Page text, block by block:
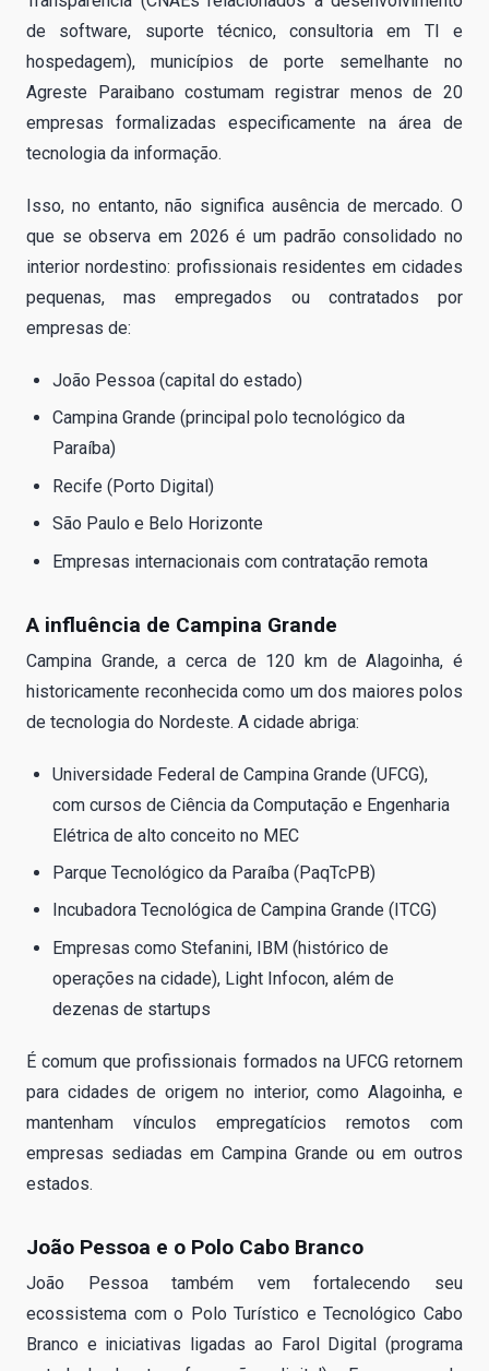
de software, suporte técnico, consultoria em TI e
hospedagem), municípios de porte semelhante no
Agreste Paraibano costumam registrar menos de 20
empresas formalizadas especificamente na área de
tecnologia da informação.
Isso, no entanto, não significa ausência de mercado. O
que se observa em 2026 é um padrão consolidado no
interior nordestino: profissionais residentes em cidades
pequenas, mas empregados ou contratados por
empresas de:
João Pessoa (capital do estado)
Campina Grande (principal polo tecnológico da
Paraíba)
Recife (Porto Digital)
São Paulo e Belo Horizonte
Empresas internacionais com contratação remota
A influência de Campina Grande
Campina Grande, a cerca de 120 km de Alagoinha, é
historicamente reconhecida como um dos maiores polos
de tecnologia do Nordeste. A cidade abriga:
Universidade Federal de Campina Grande (UFCG),
com cursos de Ciência da Computação e Engenharia
Elétrica de alto conceito no MEC
Parque Tecnológico da Paraíba (PaqTcPB)
Incubadora Tecnológica de Campina Grande (ITCG)
Empresas como Stefanini, IBM (histórico de
operações na cidade), Light Infocon, além de
dezenas de startups
É comum que profissionais formados na UFCG retornem
para cidades de origem no interior, como Alagoinha, e
mantenham vínculos empregatícios remotos com
empresas sediadas em Campina Grande ou em outros
estados.
João Pessoa e o Polo Cabo Branco
João Pessoa também vem fortalecendo seu
ecossistema com o Polo Turístico e Tecnológico Cabo
Branco e iniciativas ligadas ao Farol Digital (programa